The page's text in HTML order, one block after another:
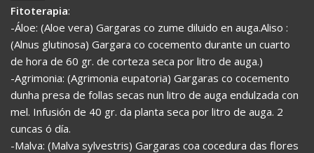
Fitoterapia:
-Áloe: (Aloe vera) Gargaras co zume diluido en auga.Aliso :
(Alnus glutinosa) Gargara co cocemento durante un cuarto
de hora de 60 gr. de corteza seca por litro de auga.)
-Agrimonia: (Agrimonia eupatoria) Gargaras co cocemento
dunha presa de follas secas nun litro de auga endulzada con
mel. Infusión de 40 gr. da planta seca por litro de auga. 2
cuncas ó día.
-Malva: (Malva sylvestris) Gargaras coa cocedura das flores